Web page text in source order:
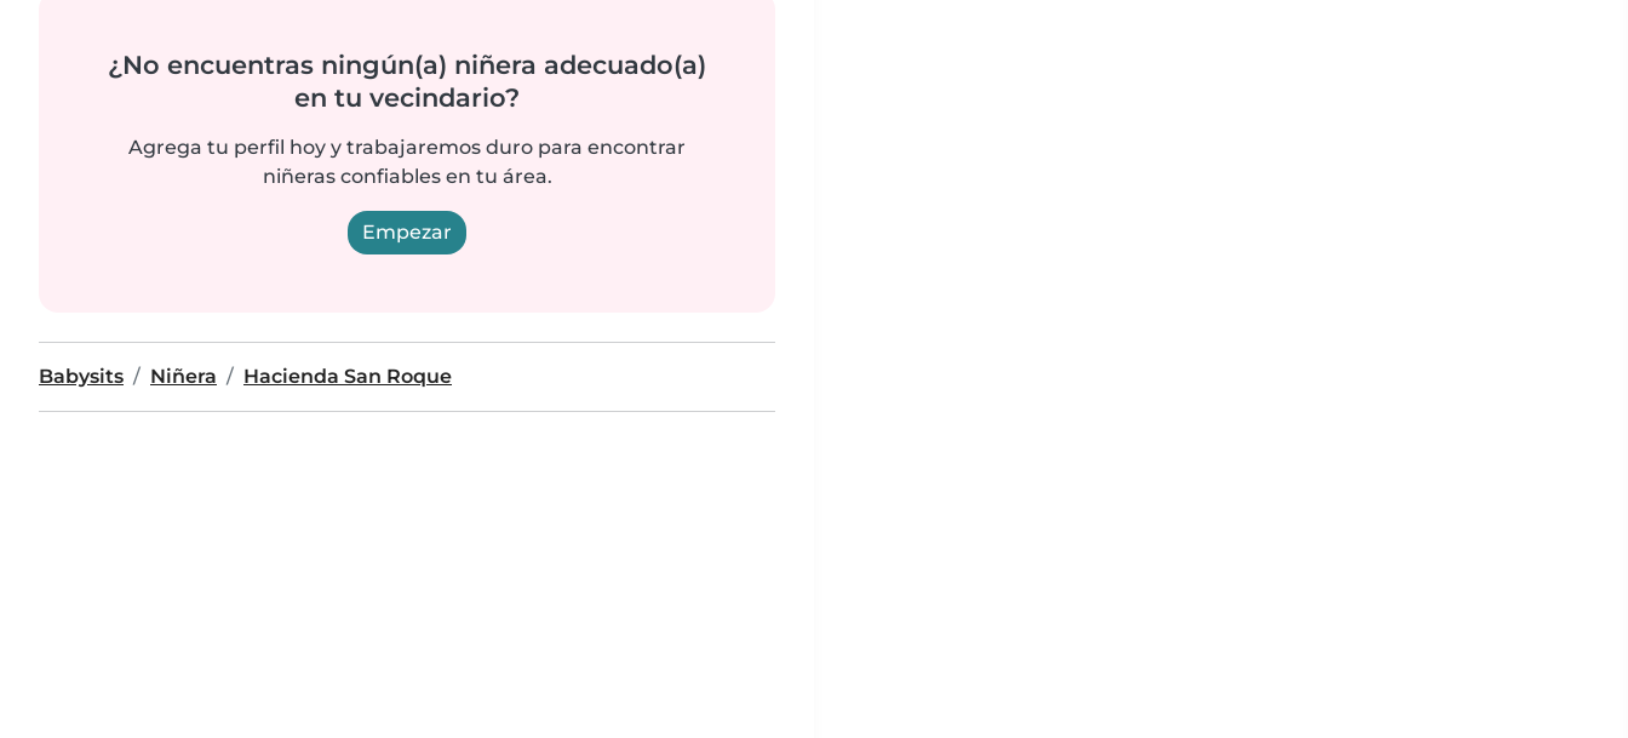
¿No encuentras ningún(a) niñera adecuado(a)
en tu vecindario?
Agrega tu perfil hoy y trabajaremos duro para encontrar
niñeras confiables en tu área.
Empezar
Babysits Niñera Hacienda San Roque